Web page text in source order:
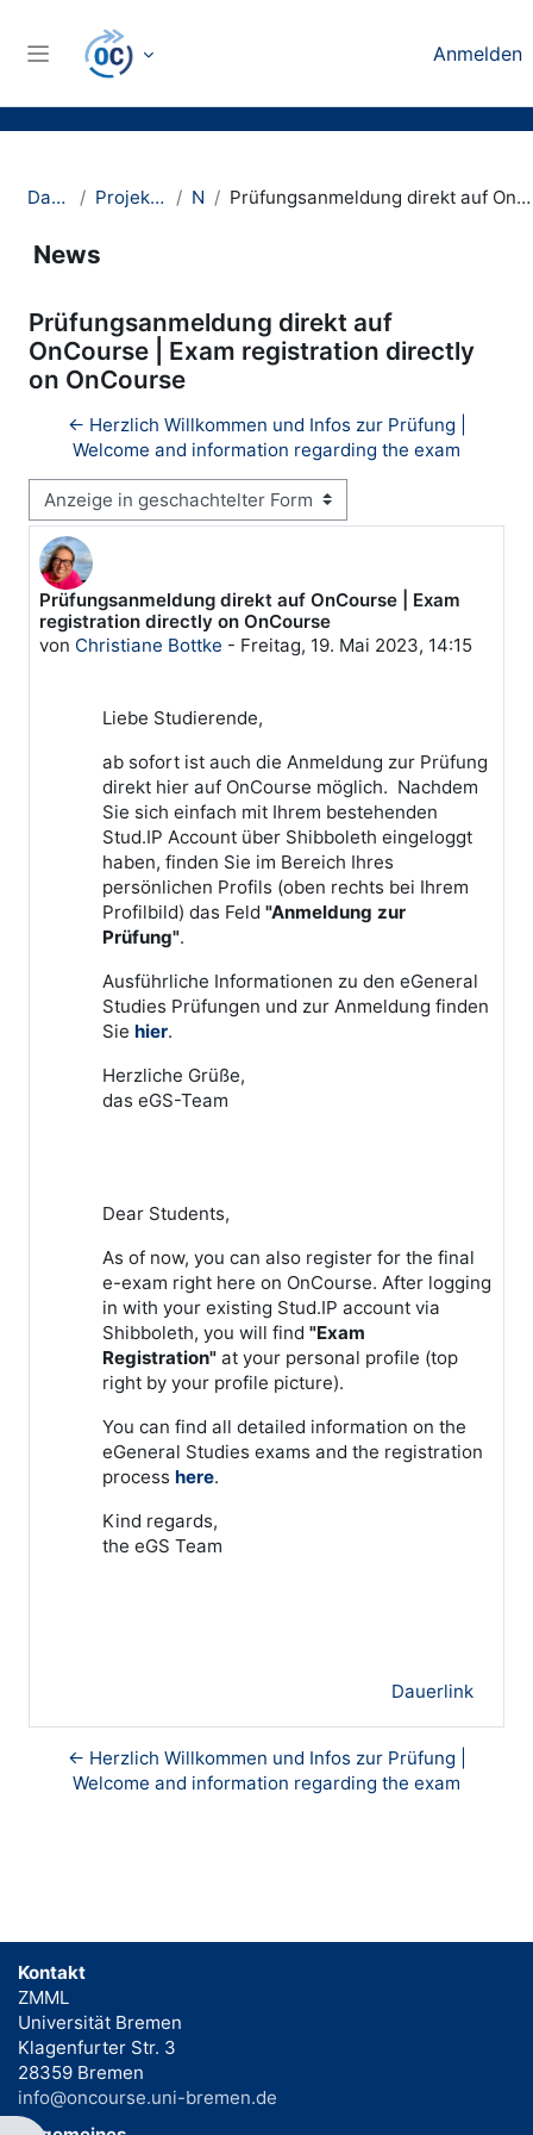
Website-Übersicht
Anmelden
Dashboard Projektmanagement News Prüfungsanmeldung direkt auf OnCourse | Exam registration directly on OnCourse
News
Prüfungsanmeldung direkt auf
OnCourse | Exam registration directly
on OnCourse
← Herzlich Willkommen und Infos zur Prüfung |
Welcome and information regarding the exam
Anzeigemodus
Prüfungsanmeldung direkt auf OnCourse | Exam
registration directly on OnCourse
von Christiane Bottke - Freitag, 19. Mai 2023, 14:15
Anzahl Antworten: 0
Liebe Studierende,
ab sofort ist auch die Anmeldung zur Prüfung
direkt hier auf OnCourse möglich. Nachdem
Sie sich einfach mit Ihrem bestehenden
Stud.IP Account über Shibboleth eingeloggt
haben, finden Sie im Bereich Ihres
persönlichen Profils (oben rechts bei Ihrem
Profilbild) das Feld "Anmeldung zur
Prüfung".
Ausführliche Informationen zu den eGeneral
Studies Prüfungen und zur Anmeldung finden
Sie hier.
Herzliche Grüße,
das eGS-Team
Dear Students,
As of now, you can also register for the final
e-exam right here on OnCourse. After logging
in with your existing Stud.IP account via
Shibboleth, you will find "Exam
Registration" at your personal profile (top
right by your profile picture).
You can find all detailed information on the
eGeneral Studies exams and the registration
process here.
Kind regards,
the eGS Team
Dauerlink
← Herzlich Willkommen und Infos zur Prüfung |
Welcome and information regarding the exam
Kontakt
ZMML
Universität Bremen
Klagenfurter Str. 3
28359 Bremen
info@oncourse.uni-bremen.de